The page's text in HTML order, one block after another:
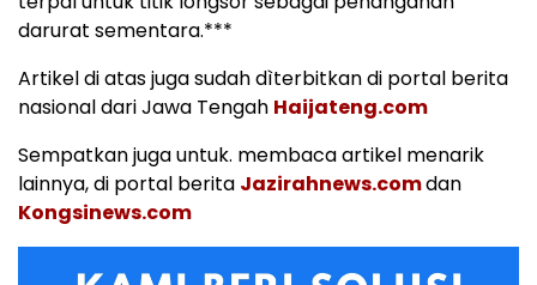
darurat sementara.***
Artikel di atas juga sudah dìterbitkan di portal berita
nasional dari Jawa Tengah Haijateng.com
Sempatkan juga untuk. membaca artikel menarik
lainnya, di portal berita Jazirahnews.comdan
Kongsinews.com